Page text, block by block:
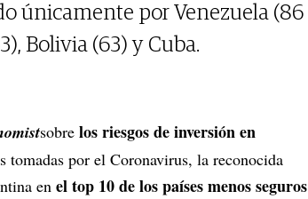
únicamente por Venezuela (86
Bolivia (63) y Cuba.
sobre los riesgos de inversión en
tomadas por el Coronavirus, la reconocida
en el top 10 de los países menos seguros